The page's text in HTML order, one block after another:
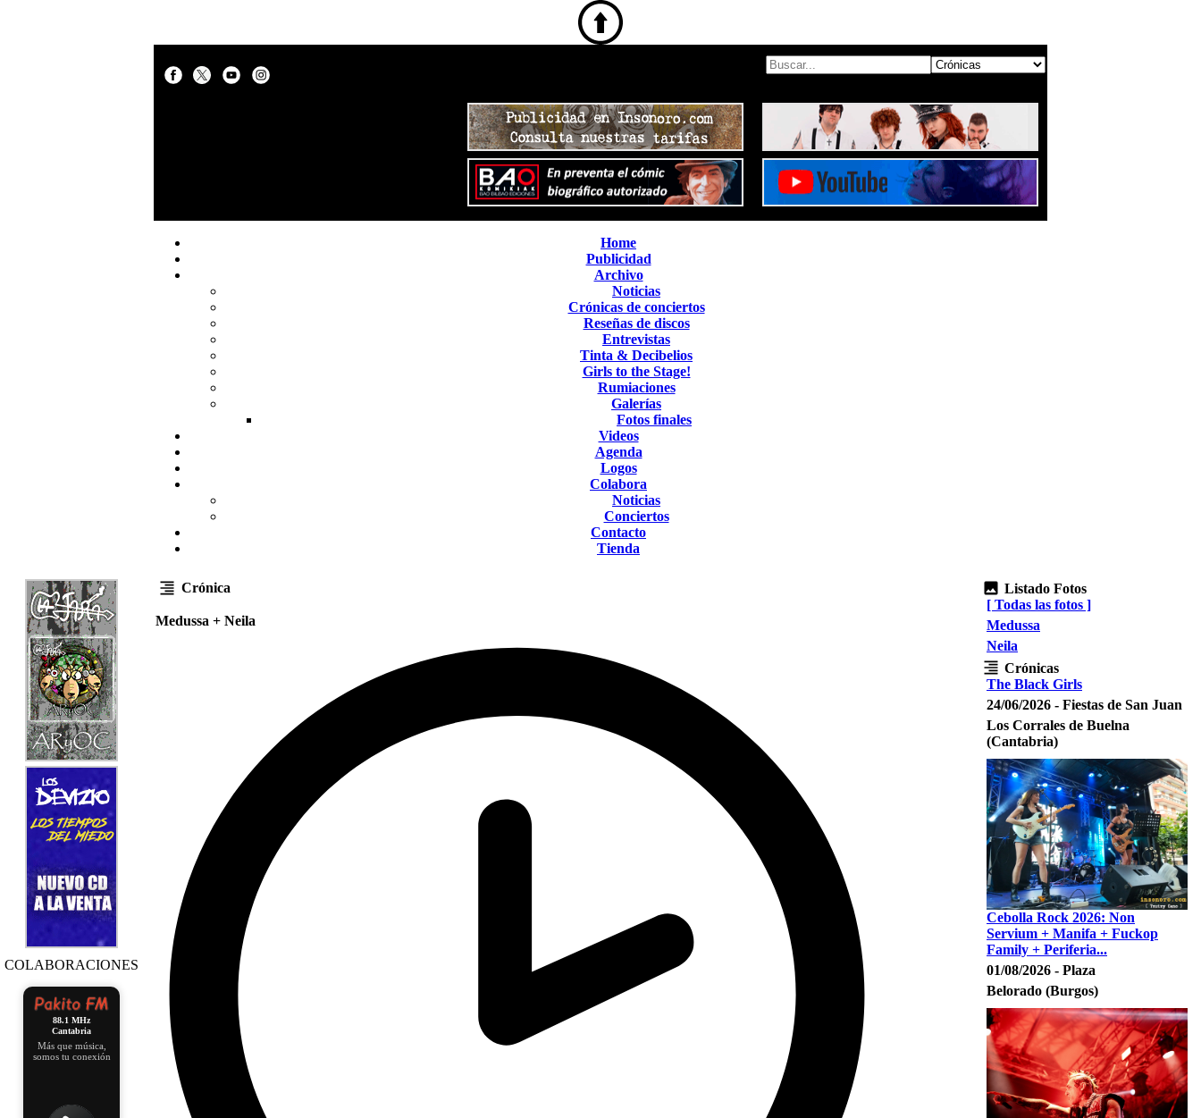
Home
Publicidad
Archivo
Noticias
Crónicas de conciertos
Reseñas de discos
Entrevistas
Tinta & Decibelios
Girls to the Stage!
Rumiaciones
Galerías
Fotos finales
Videos
Agenda
Logos
Colabora
Noticias
Conciertos
Contacto
Tienda
COLABORACIONES
88.1 MHz
Cantabria
Más que música,
somos tu conexión
Crónica
Medussa + Neila
Listado Fotos
[ Todas las fotos ]
Medussa
Neila
Crónicas
The Black Girls
24/06/2026 - Fiestas de San Juan
Los Corrales de Buelna
(Cantabria)
Cebolla Rock 2026: Non
Servium + Manifa + Fuckop
Family + Periferia...
01/08/2026 - Plaza
Belorado (Burgos)